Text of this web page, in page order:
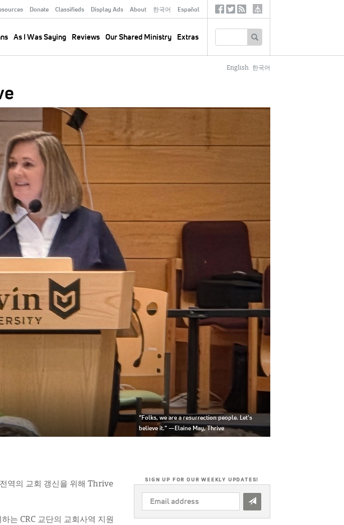
Donate Classifieds Display Ads About 한국어 Español
As I Was Saying Reviews Our Shared Ministry Extras
SocialTertiary
English 한국어
“Folks, we are a resurrection people. Let's
believe it.” —Elaine May, Thrive
역의 교회 갱신을 위해 Thrive
는 CRC 교단의 교회사역 지원
SIGN UP FOR OUR WEEKLY UPDATES!
EMAIL
ADDRESS